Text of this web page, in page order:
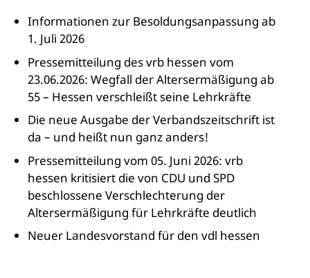
Informationen zur Besoldungsanpassung ab
1. Juli 2026
Pressemitteilung des vrb hessen vom
23.06.2026: Wegfall der Altersermäßigung ab
55 – Hessen verschleißt seine Lehrkräfte
Die neue Ausgabe der Verbandszeitschrift ist
da – und heißt nun ganz anders!
Pressemitteilung vom 05. Juni 2026: vrb
hessen kritisiert die von CDU und SPD
beschlossene Verschlechterung der
Altersermäßigung für Lehrkräfte deutlich
Neuer Landesvorstand für den vdl hessen